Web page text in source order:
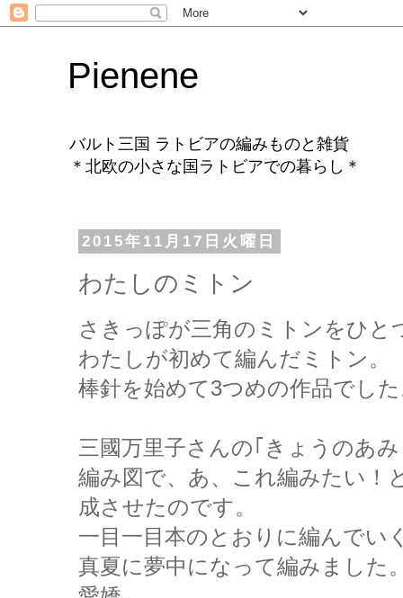
Pienene
バルト三国 ラトビアの編みものと雑貨
＊北欧の小さな国ラトビアでの暮らし＊
2015年11月17日火曜日
わたしのミトン
さきっぽが三角のミトンをひと
わたしが初めて編んだミトン。
棒針を始めて3つめの作品でし
三國万里子さんの｢きょうのあ
編み図で、あ、これ編みたい！
成させたのです。
一目一目本のとおりに編んでい
真夏に夢中になって編みました